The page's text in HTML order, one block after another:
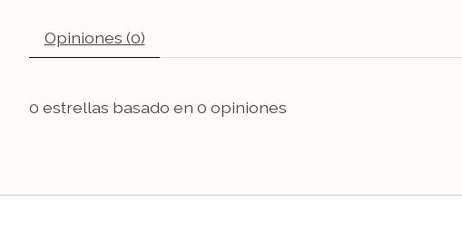
Opiniones (0)
0 estrellas basado en 0 opiniones